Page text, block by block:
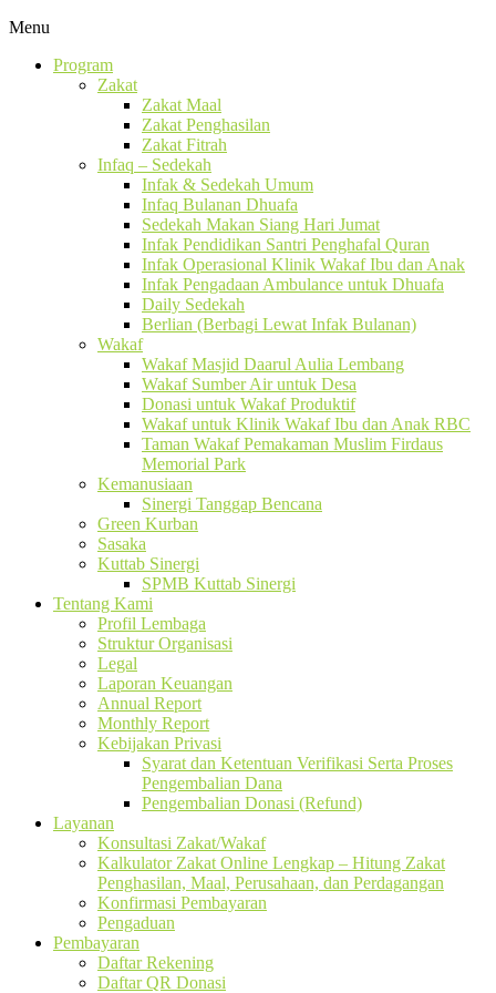
Menu
Program
Zakat
Zakat Maal
Zakat Penghasilan
Zakat Fitrah
Infaq – Sedekah
Infak & Sedekah Umum
Infaq Bulanan Dhuafa
Sedekah Makan Siang Hari Jumat
Infak Pendidikan Santri Penghafal Quran
Infak Operasional Klinik Wakaf Ibu dan Anak
Infak Pengadaan Ambulance untuk Dhuafa
Daily Sedekah
Berlian (Berbagi Lewat Infak Bulanan)
Wakaf
Wakaf Masjid Daarul Aulia Lembang
Wakaf Sumber Air untuk Desa
Donasi untuk Wakaf Produktif
Wakaf untuk Klinik Wakaf Ibu dan Anak RBC
Taman Wakaf Pemakaman Muslim Firdaus
Memorial Park
Kemanusiaan
Sinergi Tanggap Bencana
Green Kurban
Sasaka
Kuttab Sinergi
SPMB Kuttab Sinergi
Tentang Kami
Profil Lembaga
Struktur Organisasi
Legal
Laporan Keuangan
Annual Report
Monthly Report
Kebijakan Privasi
Syarat dan Ketentuan Verifikasi Serta Proses
Pengembalian Dana
Pengembalian Donasi (Refund)
Layanan
Konsultasi Zakat/Wakaf
Kalkulator Zakat Online Lengkap – Hitung Zakat
Penghasilan, Maal, Perusahaan, dan Perdagangan
Konfirmasi Pembayaran
Pengaduan
Pembayaran
Daftar Rekening
Daftar QR Donasi